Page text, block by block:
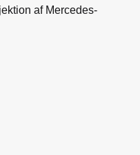
af Mercedes-